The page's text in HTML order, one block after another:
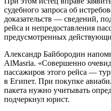
судебного запроса об
доказательств — сведений,
рейса и непредоставления
предусмотренных
Александр Байбородин
AlMasria. «Совершенно
пассажиров этого рейса —
в Египет. При покупке
пакета нужно учитывать
подчеркнул юрист.